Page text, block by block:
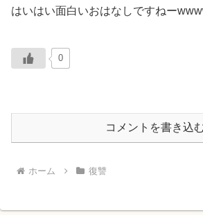
はいはい面白いおはなしですねー
0
コメントを書き込
ホーム 復讐